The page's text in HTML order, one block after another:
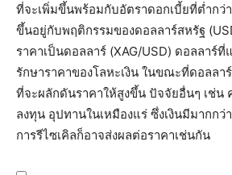
ที่จะเพิ่มขึ้นพร้อมกับอัตราดอกเบี้ยที่ต่ำกว่
ขึ้นอยู่กับพฤติกรรมของดอลลาร์สหรัฐ
ราคาเป็นดอลลาร์ (XAG/USD) ดอลลาร์
รักษาราคาของโลหะเงิน ในขณะที่ดอลล
ที่จะผลักดันราคาให้สูงขึ้น ปัจจัยอื่นๆ เช่น
ลงทุน อุปทานในเหมืองแร่ ซึ่งเงินมีมากกว่
การรีไซเคิลก็อาจส่งผลต่อราคาเช่นกัน